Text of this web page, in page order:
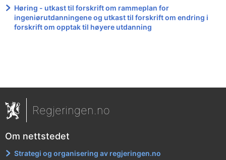
Høring - utkast til forskrift om rammeplan for
ingeniørutdanningene og utkast til forskrift om endring i
forskrift om opptak til høyere utdanning
Regjeringen.no
Om nettstedet
Strategi og organisering av regjeringen.no